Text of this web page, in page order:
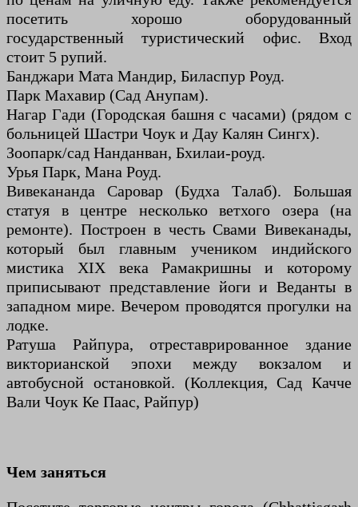
посетить хорошо оборудованный
государственный туристический офис. Вход
стоит 5 рупий.
Банджари Мата Мандир, Биласпур Роуд.
Парк Махавир (Сад Анупам).
Нагар Гади (Городская башня с часами) (рядом с
больницей Шастри Чоук и Дау Калян Сингх).
Зоопарк/сад Нанданван, Бхилаи-роуд.
Урья Парк, Мана Роуд.
Вивекананда Саровар (Будха Талаб). Большая
статуя в центре несколько ветхого озера (на
ремонте). Построен в честь Свами Вивеканады,
который был главным учеником индийского
мистика XIX века Рамакришны и которому
приписывают представление йоги и Веданты в
западном мире. Вечером проводятся прогулки на
лодке.
Ратуша Райпура, отреставрированное здание
викторианской эпохи между вокзалом и
автобусной остановкой. (Коллекция, Сад Качче
Вали Чоук Ке Паас, Райпур)
Чем заняться